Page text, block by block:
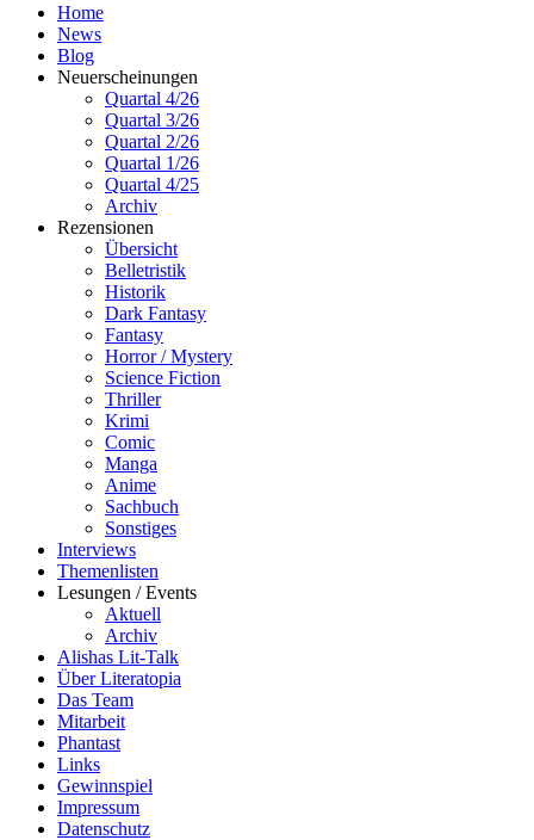
Home
News
Blog
Neuerscheinungen
Quartal 4/26
Quartal 3/26
Quartal 2/26
Quartal 1/26
Quartal 4/25
Archiv
Rezensionen
Übersicht
Belletristik
Historik
Dark Fantasy
Fantasy
Horror / Mystery
Science Fiction
Thriller
Krimi
Comic
Manga
Anime
Sachbuch
Sonstiges
Interviews
Themenlisten
Lesungen / Events
Aktuell
Archiv
Alishas Lit-Talk
Über Literatopia
Das Team
Mitarbeit
Phantast
Links
Gewinnspiel
Impressum
Datenschutz